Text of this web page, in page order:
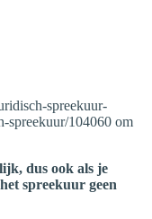
spreekuur-
spreekuur/104060 om
dus ook als je
spreekuur geen